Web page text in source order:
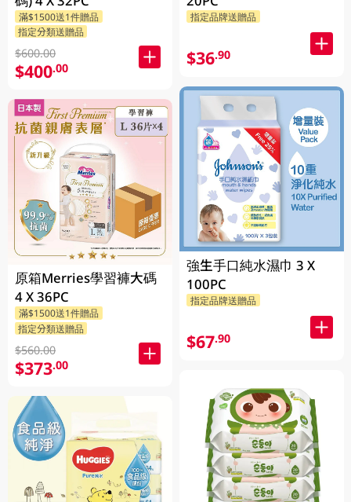
滿$1500送1件贈品
指定分類送贈品
$600.00
$400.00
原箱Merries學習褲大碼
4 X 36PC
滿$1500送1件贈品
指定分類送贈品
$560.00
$373.00
指定品牌送贈品
$36.90
強生手口純水濕巾 3 X
100PC
指定品牌送贈品
$67.90